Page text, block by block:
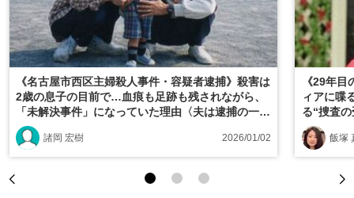
《名古屋市西区主婦殺人事件・容疑者逮捕》殺害は
2歳の息子の目前で…血痕も足跡も残されながら、
「未解決事件」になっていた理由〈夫は逮捕の一報
に「びっくりした」〉――2025年読まれた記事
諸岡 宏樹 2026/01/02
《29年
ィアに喋
る“捜査
飯塚